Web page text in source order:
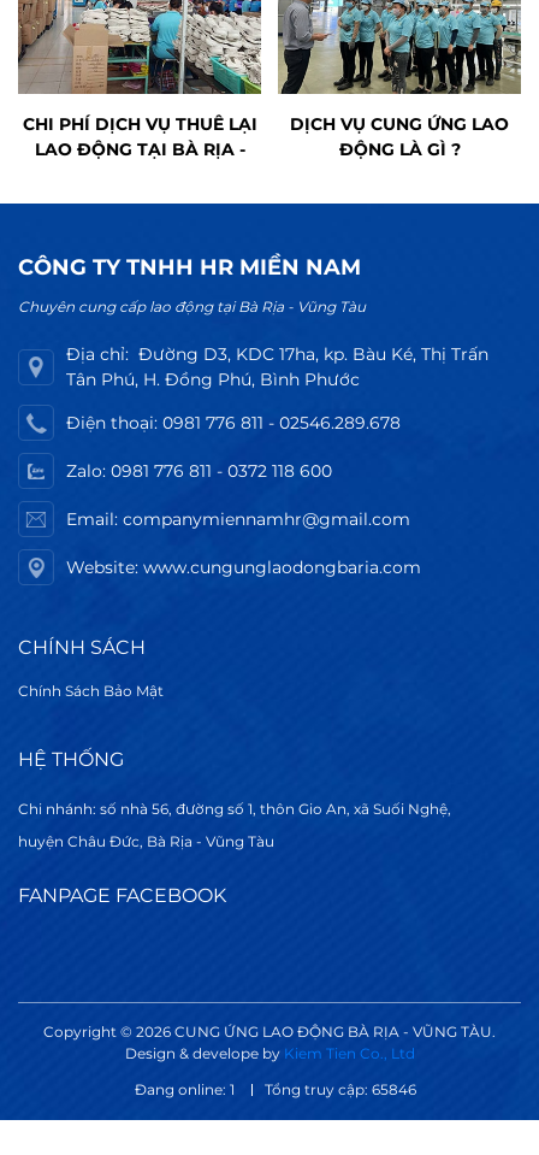
CHI PHÍ DỊCH VỤ THUÊ LẠI
LAO ĐỘNG TẠI BÀ RỊA -
DỊCH VỤ CUNG ỨNG LAO
ĐỘNG LÀ GÌ ?
CÔNG TY TNHH HR MIỀN NAM
Chuyên cung cấp lao động tại Bà Rịa - Vũng Tàu
Địa chỉ: Đường D3, KDC 17ha, kp. Bàu Ké, Thị Trấn
Tân Phú, H. Đồng Phú, Bình Phước
Điện thoại: 0981 776 811 - 02546.289.678
Zalo: 0981 776 811 - 0372 118 600
Email: companymiennamhr@gmail.com
Website: www.cungunglaodongbaria.com
CHÍNH SÁCH
Chính Sách Bảo Mật
HỆ THỐNG
Chi nhánh: số nhà 56, đường số 1, thôn Gio An, xã Suối Nghệ,
huyện Châu Đức, Bà Rịa - Vũng Tàu
FANPAGE FACEBOOK
Copyright © 2026 CUNG ỨNG LAO ĐỘNG BÀ RỊA - VŨNG TÀU.
Design & develope by Kiem Tien Co., Ltd
Đang online: 1
Tổng truy cập: 65846